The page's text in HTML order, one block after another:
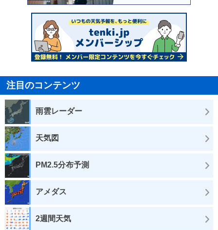
注目のコンテンツ
雨雲レーダー
天気図
PM2.5分布予測
アメダス
2週間天気